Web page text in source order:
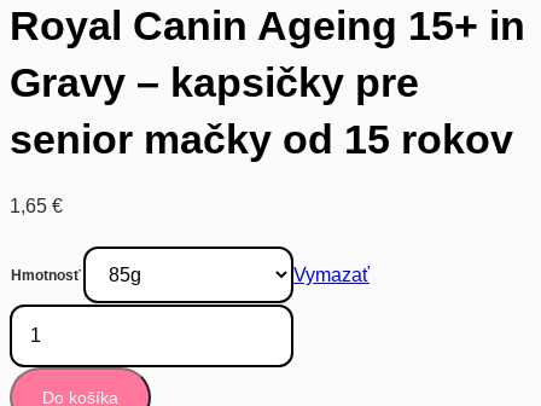
Royal Canin Ageing 15+ in
Gravy – kapsičky pre
senior mačky od 15 rokov
1,65 €
Hmotnosť Vymazať
množstvo
Royal
Canin
Ageing
15+
Do košíka